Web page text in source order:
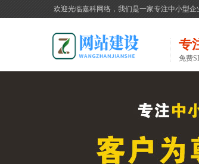
欢迎光临嘉科网络，我们是一家专注中小型
专
免费